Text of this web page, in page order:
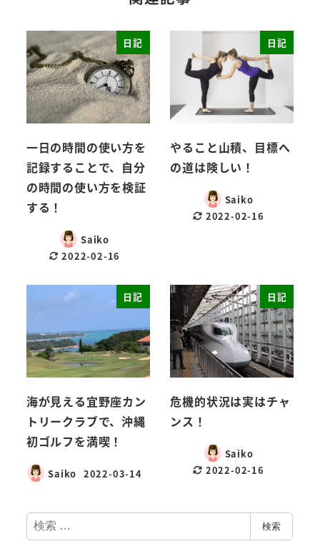
日記
一日の時間の使い方を
記録することで、自分
の時間の使い方を検証
する！
Saiko
2022-02-16
日記
やること山積、目標へ
の道は険しい！
Saiko
2022-02-16
日記
海が見える宜野座カン
トリークラブで、沖縄
初ゴルフを満喫！
Saiko 2022-03-14
日記
危機的状況は実はチャ
ンス！
Saiko
2022-02-16
検
索
検索